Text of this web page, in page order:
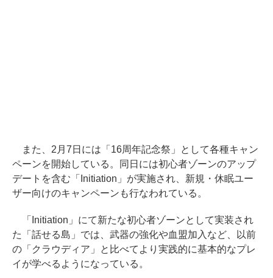
また、2月7日には「16周年記念祭」として各種キャン
ペーンを開始している。同日には初心者ゾーンのアップ
デートを含む「Initiation」が実施され、新規・休眠ユー
ザー向けのキャンペーンも行なわれている。
「Initiation」にて新たな初心者ゾーンとして実装され
た「話せる島」では、武器の強化や血盟加入など、以前
の「クラウディア」と比べてより実践的に基本的なプレ
イが学べるようになっている。